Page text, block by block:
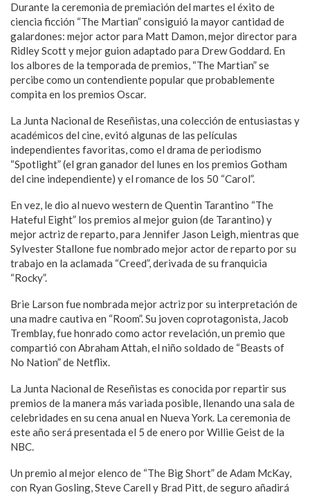
Durante la ceremonia de premiación del martes el éxito de
ciencia ficción “The Martian” consiguió la mayor cantidad de
galardones: mejor actor para Matt Damon, mejor director para
Ridley Scott y mejor guion adaptado para Drew Goddard. En
los albores de la temporada de premios, “The Martian” se
percibe como un contendiente popular que probablemente
compita en los premios Oscar.
La Junta Nacional de Reseñistas, una colección de entusiastas y
académicos del cine, evitó algunas de las películas
independientes favoritas, como el drama de periodismo
“Spotlight” (el gran ganador del lunes en los premios Gotham
del cine independiente) y el romance de los 50 “Carol”.
En vez, le dio al nuevo western de Quentin Tarantino “The
Hateful Eight” los premios al mejor guion (de Tarantino) y
mejor actriz de reparto, para Jennifer Jason Leigh, mientras que
Sylvester Stallone fue nombrado mejor actor de reparto por su
trabajo en la aclamada “Creed”, derivada de su franquicia
“Rocky”.
Brie Larson fue nombrada mejor actriz por su interpretación de
una madre cautiva en “Room”. Su joven coprotagonista, Jacob
Tremblay, fue honrado como actor revelación, un premio que
compartió con Abraham Attah, el niño soldado de “Beasts of
No Nation” de Netflix.
La Junta Nacional de Reseñistas es conocida por repartir sus
premios de la manera más variada posible, llenando una sala de
celebridades en su cena anual en Nueva York. La ceremonia de
este año será presentada el 5 de enero por Willie Geist de la
NBC.
Un premio al mejor elenco de “The Big Short” de Adam McKay,
con Ryan Gosling, Steve Carell y Brad Pitt, de seguro añadirá